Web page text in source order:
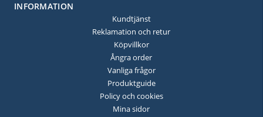
INFORMATION
Kundtjänst
Reklamation och retur
Köpvillkor
Ångra order
Vanliga frågor
Produktguide
Policy och cookies
Mina sidor